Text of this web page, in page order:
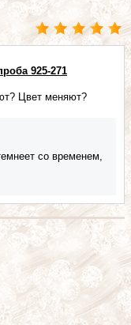
925-271
Цвет меняют?
со временем,